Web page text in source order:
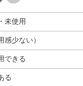
未使用
感少ない）
できる
る